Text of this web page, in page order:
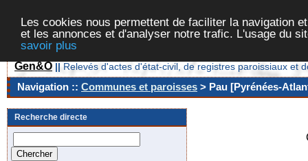
Les cookies nous permettent de faciliter la navigation
et les annonces et d'analyser notre trafic. L'usage du
savoir plus
Gen&O || Relevés d'actes d'état-civil, de registres paroissiaux et
Navigation :: Communes et paroisses > Pau [Pyrénées-
Recherche directe